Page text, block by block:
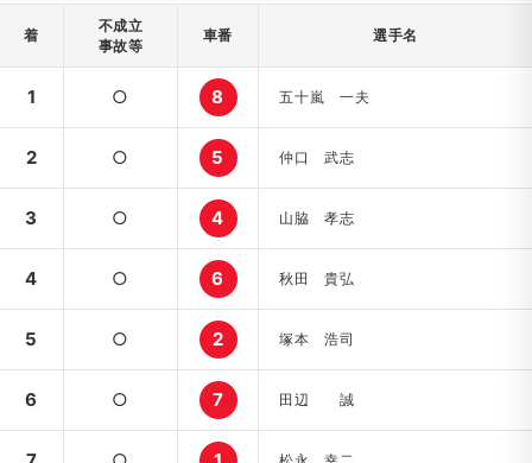
着
不成立
事故等
車番 選手名
1 ○ 8 五十嵐 一夫
2 ○ 5 仲口 武志
3 ○ 4 山脇 孝志
4 ○ 6 秋田 貴弘
5 ○ 2 塚本 浩司
6 ○ 7 田辺 誠